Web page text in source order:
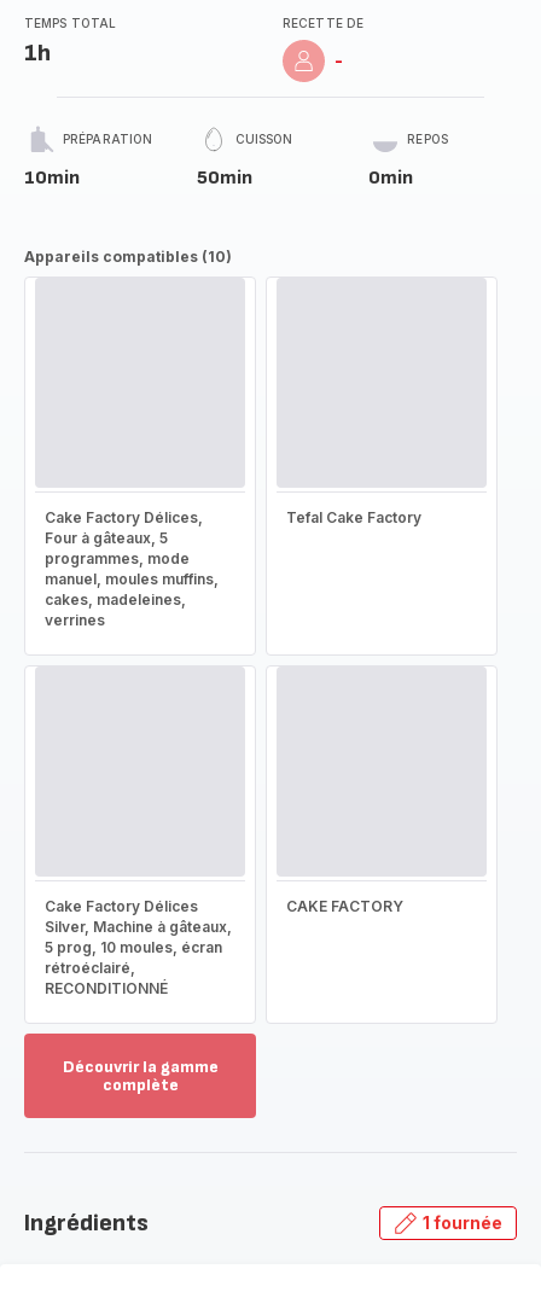
TEMPS TOTAL
1h
RECETTE DE
-
PRÉPARATION
10min
CUISSON
50min
REPOS
0min
Appareils compatibles (10)
Cake Factory Délices,
Four à gâteaux, 5
programmes, mode
manuel, moules muffins,
cakes, madeleines,
verrines
Tefal Cake Factory
Cake Factory Délices
Silver, Machine à gâteaux,
5 prog, 10 moules, écran
rétroéclairé,
RECONDITIONNÉ
CAKE FACTORY
Découvrir la gamme
complète
gamme
Ingrédients 1 fournée